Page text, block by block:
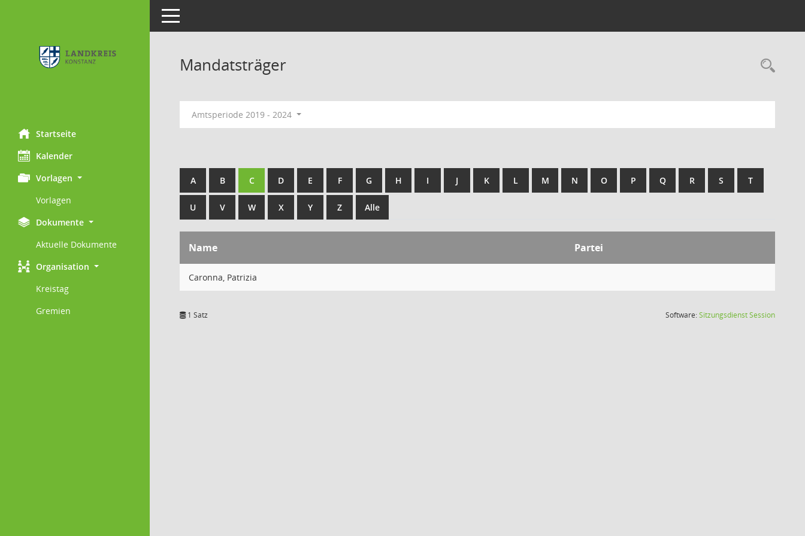
Startseite
Kalender
Vorlagen
Vorlagen
Dokumente
Aktuelle Dokumente
Organisation
Kreistag
Gremien
Toggle navigation
Mandatsträger
Amtsperiode 2019 - 2024
A B C D E F G H I J K L M N O P Q R S T
U V W X Y Z Alle
Name Partei
Caronna, Patrizia
1 Satz Software:SitzungsdienstSession(Wird in